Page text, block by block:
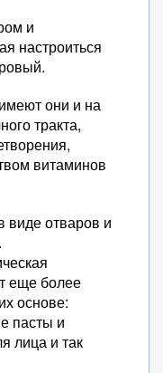
и
настроиться
они и на
тракта,
витаминов
отваров и
еще более
основе:
пасты и
лица и так